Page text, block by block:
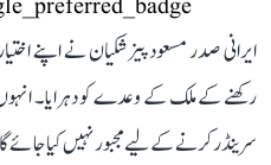
ایرانی صدر مسعود پیزشکیان نے اپنے
رکھنے کے ملک کے وعدے کو دہرایا۔
سرینڈر کرنے کے لیے مجبور نہیں کیا جائے